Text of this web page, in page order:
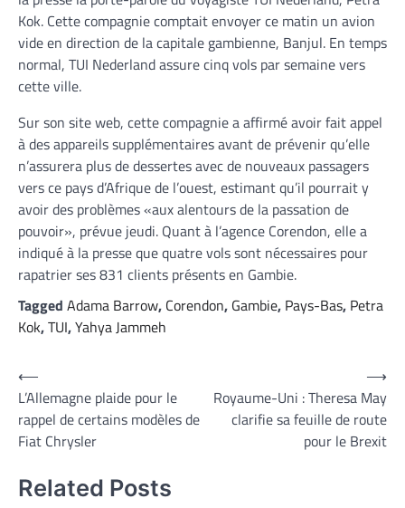
Kok. Cette compagnie comptait envoyer ce matin un avion
vide en direction de la capitale gambienne, Banjul. En temps
normal, TUI Nederland assure cinq vols par semaine vers
cette ville.
Sur son site web, cette compagnie a affirmé avoir fait appel
à des appareils supplémentaires avant de prévenir qu’elle
n’assurera plus de dessertes avec de nouveaux passagers
vers ce pays d’Afrique de l’ouest, estimant qu’il pourrait y
avoir des problèmes «aux alentours de la passation de
pouvoir», prévue jeudi. Quant à l’agence Corendon, elle a
indiqué à la presse que quatre vols sont nécessaires pour
rapatrier ses 831 clients présents en Gambie.
Tagged Adama Barrow, Corendon, Gambie, Pays-Bas, Petra
Kok,TUI,Yahya Jammeh
Navigation
de
l’article
⟵
L’Allemagne plaide pour le
rappel de certains modèles de
Fiat Chrysler
Royaume-Uni : Theresa May
clarifie sa feuille de route
pour le Brexit
⟶
Related Posts